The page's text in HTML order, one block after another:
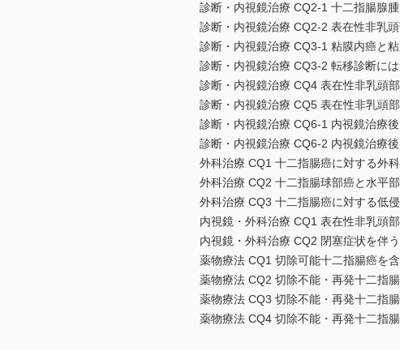
診断・内視鏡治療 CQ2-1 十二指腸腺
診断・内視鏡治療 CQ2-2 表在性非乳
診断・内視鏡治療 CQ3-1 粘膜内癌と
診断・内視鏡治療 CQ3-2 転移診断に
診断・内視鏡治療 CQ4 表在性非乳頭
診断・内視鏡治療 CQ5 表在性非乳頭
診断・内視鏡治療 CQ6-1 内視鏡治療
診断・内視鏡治療 CQ6-2 内視鏡治療
外科治療 CQ1 十二指腸癌に対する外
外科治療 CQ2 十二指腸球部癌と水平
外科治療 CQ3 十二指腸癌に対する低
内視鏡・外科治療 CQ1 表在性非乳頭
内視鏡・外科治療 CQ2 閉塞症状を伴
薬物療法 CQ1 切除可能十二指腸癌を
薬物療法 CQ2 切除不能・再発十二指
薬物療法 CQ3 切除不能・再発十二指
薬物療法 CQ4 切除不能・再発十二指